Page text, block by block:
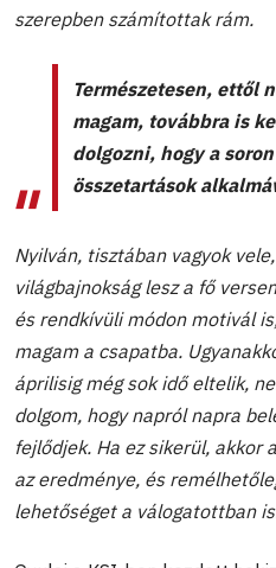
szerepben számítottak rám.
Természetesen, ettől
magam, továbbra is
dolgozni, hogy a
összetartások
Nyilván, tisztában vagyok
világbajnokság lesz a fő
és rendkívüli módon motivál
magam a csapatba.
áprilisig még sok idő eltelik,
dolgom, hogy napról napra
fejlődjek. Ha ez sikerül, akkor
az eredménye, és
lehetőséget a válogatottban